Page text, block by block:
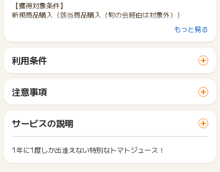
【獲得対象条件】
新規商品購入（該当商品購入（旬の会経由は対象外））
いたずら、重複、キャンセル、旬の会経由の購入
【お問い合わせの際の注意事項】
ポイントタウンへお問い合わせの際には、「氏名・注文番号・
※ポイントに関するお問い合わせは、
ポイントタウンのサポート
までお問い合わせください。ポイントについて、広告主に直接
お問い合わせをした場合、ポイント獲得対象外となる場合がご
ざいます。
もっと見る
利用条件
サイトに移動してからお申し込みやお買い物が完了するまでの
間に、同じブラウザ（※）で他のサイトに移動した場合はポイン
ト獲得ができません。
「 ショッピングでポイントGET 」ボタンを押した時とサービ
ス・お買い物利用時で、デバイス・ブラウザが異なる場合はポ
イント獲得ができません。
2回以上同じお買い物・サービスをご利用される場合は、毎回
ポイントタウンに戻り、「 ショッピングでポイントGET 」ボ
注意事項
一部のサービスにつきましては、1商品につき10円単位の金額
は切り捨てとなります。
ポイント獲得が1ポイント未満のものは切り捨てとなり、ポイ
ント履歴には記載されません。
原則として広告主側のポイント等を利用して支払われた金額分
につきましては、ポイントタウンのポイント獲得の対象には含
サービスの説明
1年に1度しか出逢えない特別なトマトジュース！